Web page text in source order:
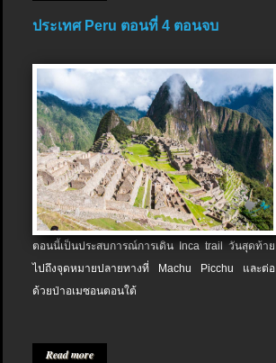
ประเทศ Peru ตอนที่ 4 ตอนจบ
ตอนนี้เป็นประสบการณ์การเดิน Inca trail วันสุดท้าย
ไปถึงจุดหมายปลายทางที่ Machu Picchu และต่อ
ด้วยป่าอเมซอนตอนใต้
Read more